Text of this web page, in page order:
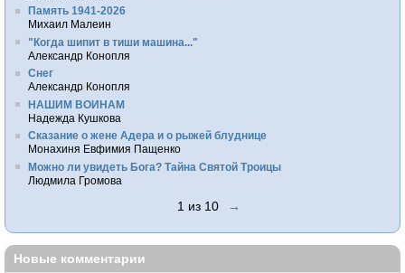
Память 1941-2026
Михаил Малеин
"Когда шипит в тиши машина..."
Александр Конопля
Снег
Александр Конопля
НАШИМ ВОИНАМ
Надежда Кушкова
Сказание о жене Адера и о рыжей блуднице
Монахиня Евфимия Пащенко
Можно ли увидеть Бога? Тайна Святой Троицы
Людмила Громова
1 из 10 →
Новые комментарии